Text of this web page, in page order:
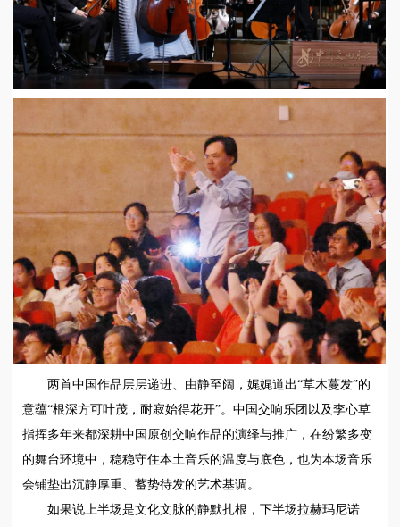
两首中国作品层层递进、由静至阔，娓娓道出“草木蔓发”的
意蕴“根深方可叶茂，耐寂始得花开”。中国交响乐团以及李心草
指挥多年来都深耕中国原创交响作品的演绎与推广 ，在纷繁多变
的舞台环境中，稳稳守住本土音乐的温度与底色，也为本场音乐
会铺垫出沉静厚重、蓄势待发的艺术基调。
如果说上半场是文化文脉的静默扎根，下半场拉赫玛尼诺